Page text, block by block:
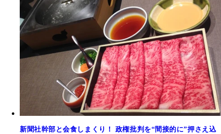
新聞社幹部と会食しまくり！ 政権批判を“間接的に”押さえ込